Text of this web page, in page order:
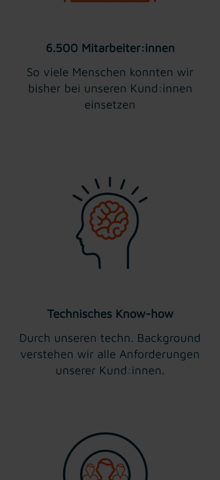
6.500 Mitarbeiter:innen
So viele Menschen konnten wir
bisher bei unseren Kund:innen
einsetzen
Technisches Know-how
Durch unseren techn. Background
verstehen wir alle Anforderungen
unserer Kund:innen.